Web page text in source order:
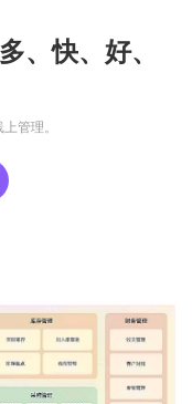
、快、好、
管理。